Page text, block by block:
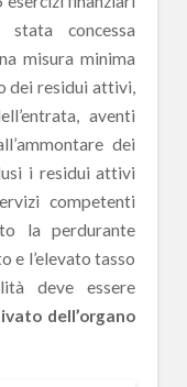
concessa
misura minima
dei residui attivi,
aventi
dei
i residui attivi
competenti
la perdurante
e l’elevato tasso
deve essere
dell’organo